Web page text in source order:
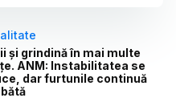
și grindină în mai multe
ANM: Instabilitatea se
dar furtunile continuă